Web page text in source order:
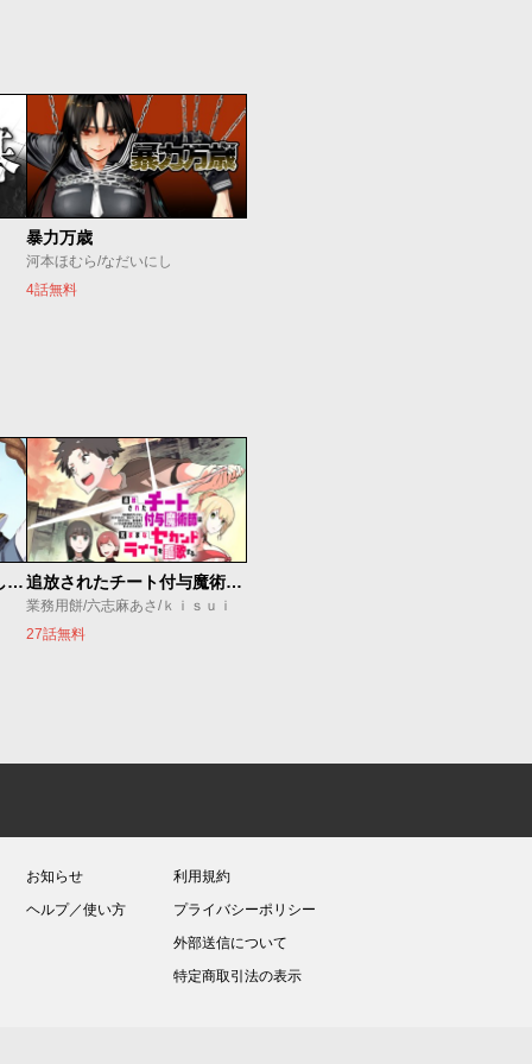
暴力万歳
河本ほむら/なだいにし
4話無料
世界最強の魔女、始めました ～私だけ『攻略サイト』を見れる世界で自由に生きます～ 追放されたチート付与魔術師は気ままなセカンドライフを謳歌する。 ～俺は武器だけじゃなく、あらゆるものに『強化ポイント』を付与できるし、俺の意思でいつでも効果を解除できるけど、残った人たち大丈夫？～
業務用餅/六志麻あさ/ｋｉｓｕｉ
27話無料
お知らせ
ヘルプ／使い方
利用規約
プライバシーポリシー
外部送信について
特定商取引法の表示